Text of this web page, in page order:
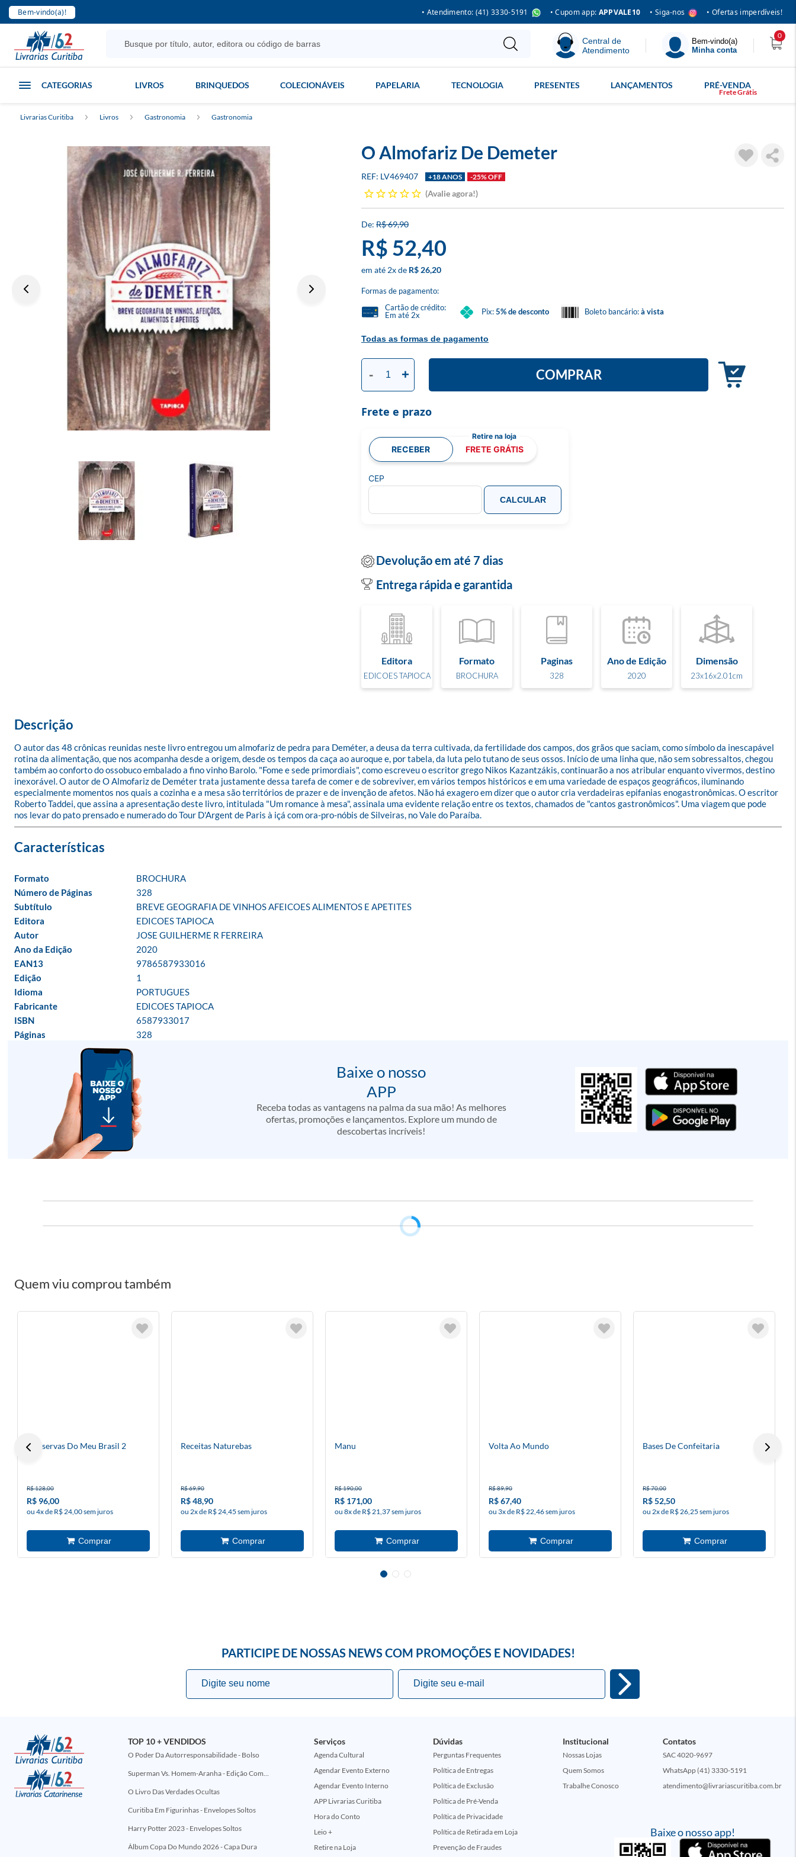
Bem-vindo(a)! • Atendimento: (41) 3330-5191 • Cupom app: APPVALE10 • Siga-nos • Ofertas imperdíveis!
Central de
Atendimento
Bem-vindo(a)
Minha conta
0
CATEGORIAS LIVROS BRINQUEDOS COLECIONÁVEIS PAPELARIA TECNOLOGIA PRESENTES LANÇAMENTOS PRÉ-VENDA
Livrarias Curitiba Livros Gastronomia Gastronomia
O Almofariz De Demeter
LV469407 +18 ANOS -25% OFF
Avalie agora!
R$ 69,90
R$ 52,40
2x R$ 26,20
Formas de pagamento:
Todas as formas de pagamento
Cartão de crédito:
Em até 2x
Pix:5% de desconto Boleto bancário:à vista
- + COMPRAR
Frete e prazo
RECEBER FRETE GRÁTIS
CEP
CALCULAR
Devolução em até 7 dias
Entrega rápida e garantida
Editora
EDICOES TAPIOCA
Formato
BROCHURA
Paginas
328
Ano de Edição
2020
Dimensão
23x16x2.01cm
Descrição
O autor das 48 crônicas reunidas neste livro entregou um almofariz de pedra para Deméter, a deusa da terra cultivada, da fertilidade dos campos, dos grãos que saciam, como símbolo da inescapável
rotina da alimentação, que nos acompanha desde a origem, desde os tempos da caça ao auroque e, por tabela, da luta pelo tutano de seus ossos. Início de uma linha que, não sem sobressaltos, chegou
também ao conforto do ossobuco embalado a fino vinho Barolo. "Fome e sede primordiais", como escreveu o escritor grego Nikos Kazantzákis, continuarão a nos atribular enquanto vivermos, destino
inexorável. O autor de O Almofariz de Deméter trata justamente dessa tarefa de comer e de sobreviver, em vários tempos históricos e em uma variedade de espaços geográficos, iluminando
especialmente momentos nos quais a cozinha e a mesa são territórios de prazer e de invenção de afetos. Não há exagero em dizer que o autor cria verdadeiras epifanias enogastronômicas. O escritor
Roberto Taddei, que assina a apresentação deste livro, intitulada "Um romance à mesa", assinala uma evidente relação entre os textos, chamados de "cantos gastronômicos". Uma viagem que pode
nos levar do pato prensado e numerado do Tour D'Argent de Paris à içá com ora-pro-nóbis de Silveiras, no Vale do Paraíba.
Formato
BROCHURA
Número de Páginas
328
Subtítulo
BREVE GEOGRAFIA DE VINHOS AFEICOES ALIMENTOS E APETITES
Editora
EDICOES TAPIOCA
Autor
JOSE GUILHERME R FERREIRA
Ano da Edição
2020
EAN13
9786587933016
Edição
1
Idioma
PORTUGUES
Fabricante
EDICOES TAPIOCA
ISBN
6587933017
Páginas
328
Baixe o nosso
APP
Receba todas as vantagens na palma da sua mão! As melhores
ofertas, promoções e lançamentos. Explore um mundo de
descobertas incríveis!
Quem viu comprou também
Conservas Do Meu Brasil 2
R$ 128,00
R$ 96,00
ou 4x de R$ 24,00 sem juros
Receitas Naturebas
R$ 69,90
R$ 48,90
ou 2x de R$ 24,45 sem juros
Manu
R$ 190,00
R$ 171,00
ou 8x de R$ 21,37 sem juros
Volta Ao Mundo
R$ 89,90
R$ 67,40
ou 3x de R$ 22,46 sem juros
Bases De Confeitaria
R$ 70,00
R$ 52,50
ou 2x de R$ 26,25 sem juros
PARTICIPE DE NOSSAS NEWS COM PROMOÇÕES E NOVIDADES!
Baixe o nosso app!
TOP 10 + VENDIDOS
O Poder Da Autorresponsabilidade - Bolso
Superman Vs. Homem-Aranha - Edição Comemorativa 50 Anos (Encontros Clássicos Dc E Marvel)
O Livro Das Verdades Ocultas
Curitiba Em Figurinhas - Envelopes Soltos
Harry Potter 2023 - Envelopes Soltos
Álbum Copa Do Mundo 2026 - Capa Dura
Serviços
Agenda Cultural
Agendar Evento Externo
Agendar Evento Interno
APP Livrarias Curitiba
Hora do Conto
Leio +
Retire na Loja
Dúvidas
Perguntas Frequentes
Política de Entregas
Política de Exclusão
Política de Pré-Venda
Política de Privacidade
Política de Retirada em Loja
Prevenção de Fraudes
Institucional
Nossas Lojas
Quem Somos
Trabalhe Conosco
Contatos
SAC 4020-9697
WhatsApp (41) 3330-5191
atendimento@livrariascuritiba.com.br